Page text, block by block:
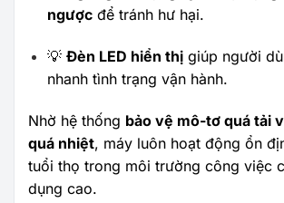
ngượcđể tránh hư hại.
💡 Đèn LED hiển thịgiúp người
nhanh tình trạng vận hành.
Nhờ hệ thống bảo vệ mô-tơ quá tải
quá nhiệt, máy luôn hoạt động ổn
tuổi thọ trong môi trường công việc
dụng cao.